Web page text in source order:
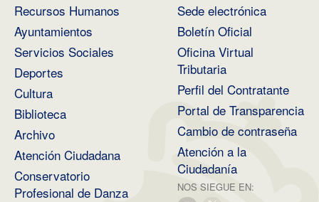
Recursos Humanos
Ayuntamientos
Servicios Sociales
Deportes
Cultura
Biblioteca
Archivo
Atención Ciudadana
Conservatorio
Profesional de Danza
Sede electrónica
Boletín Oficial
Oficina Virtual
Tributaria
Perfil del Contratante
Portal de Transparencia
Cambio de contraseña
Atención a la
Ciudadanía
NOS SIEGUE EN: